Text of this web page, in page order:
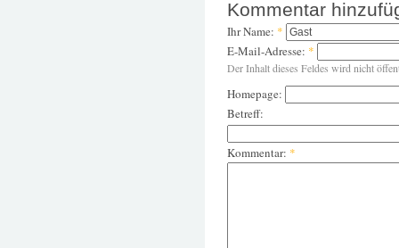
Kommentar
Ihr Name: *
E-Mail-Adresse: *
Der Inhalt dieses Feldes wird nicht
Homepage:
Betreff:
Kommentar: *